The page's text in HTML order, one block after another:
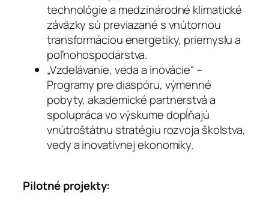
technológie a medzinárodné klimatické
záväzky sú previazané s vnútornou
transformáciou energetiky, priemyslu a
poľnohospodárstva.
„Vzdelávanie, veda a inovácie“ –
Programy pre diaspóru, výmenné
pobyty, akademické partnerstvá a
spolupráca vo výskume dopĺňajú
vnútroštátnu stratégiu rozvoja školstva,
vedy a inovatívnej ekonomiky.
Pilotné projekty: